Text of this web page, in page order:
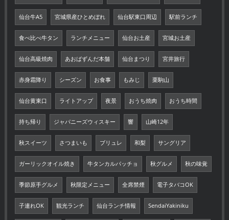
仙台牛A5 宮城県産ひとめぼれ 仙台駅東口周辺 駅前ランチ
食べ比べ牛タン ランチメニュー 仙台お土産 宮城お土産
仙台高級焼肉 あおばずんだ本舗 仙台まつり 宮井旅行
赤身霜降り シーズン お食事 もみじ 栗駒山
仙台黄東口 ライトアップ 夜景 おうち焼肉 おうち時間
持ち帰り ジャパニーズウィスキー 響 山崎12年
秋スイーツ さつまいも ブリュレ 和梨 サングリア
ガーリックオイル焼き 牛タンカルパッチョ 秋グルメ 秋の味覚
季節原手グルメ 秋限定メニュー 全席禁煙 電子タバコOK
子連れOK 観光ランチ 仙台ランチ情報 SendaiYakiniku